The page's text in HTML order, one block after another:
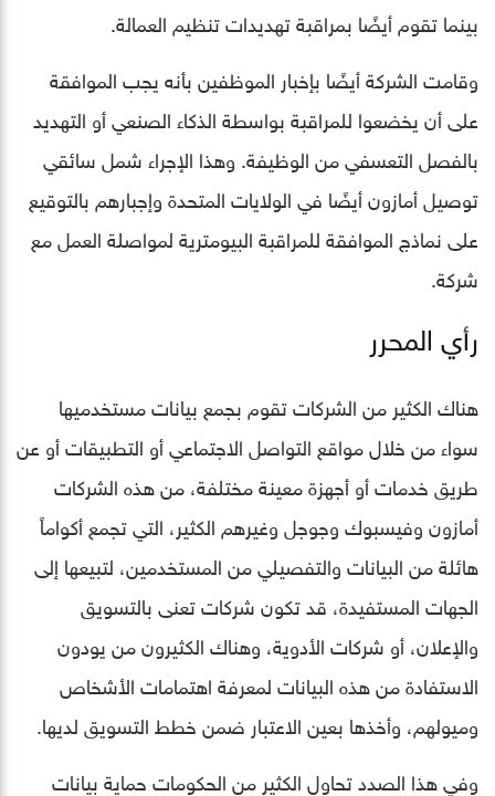
بينما تقوم أيضًا بمراقبة تهديدات تنظيم العمالة.
وقامت الشركة أيضًا بإخبار الموظفين بأنه يجب الموافقة
على أن يخضعوا للمراقبة بواسطة الذكاء الصنعي أو التهديد
بالفصل التعسفي من الوظيفة. وهذا الإجراء شمل سائقي
توصيل أمازون أيضًا في الولايات المتحدة وإجبارهم بالتوقيع
على نماذج الموافقة للمراقبة البيومترية لمواصلة العمل مع
شركة.
رأي المحرر
هناك الكثير من الشركات تقوم بجمع بيانات مستخدميها
سواء من خلال مواقع التواصل الاجتماعي أو التطبيقات أو عن
طريق خدمات أو أجهزة معينة مختلفة، من هذه الشركات
أمازون وفيسبوك وجوجل وغيرهم الكثير، التي تجمع أكواماً
هائلة من البيانات والتفصيلي من المستخدمين، لتبيعها إلى
الجهات المستفيدة، قد تكون شركات تعنى بالتسويق
والإعلان، أو شركات الأدوية، وهناك الكثيرون من يودون
الاستفادة من هذه البيانات لمعرفة اهتمامات الأشخاص
وميولهم، وأخذها بعين الاعتبار ضمن خطط التسويق لديها.
وفي هذا الصدد تحاول الكثير من الحكومات حماية بيانات